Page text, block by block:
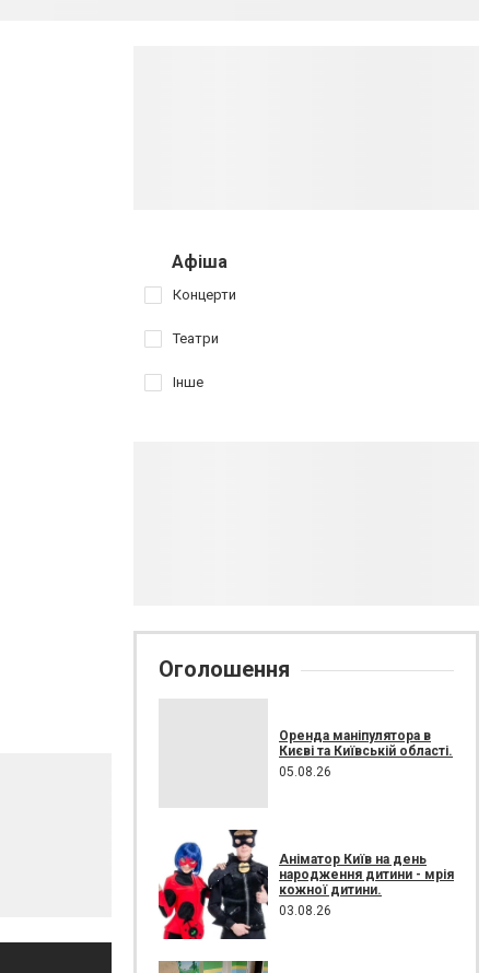
Афіша
Концерти
Театри
Інше
Оголошення
Оренда маніпулятора в
Києві та Київській області.
05.08.26
Аніматор Київ на день
народження дитини - мрія
кожної дитини.
03.08.26